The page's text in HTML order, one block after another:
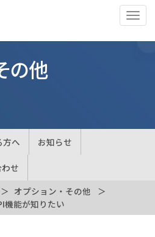
ナ
ビ
ゲ
切
の他
方へ お知らせ
せ
オプション・その他
機能が知りたい